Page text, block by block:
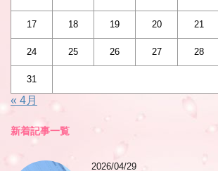
17 18 19 20 21
24 25 26 27 28
31
« 4月
新着記事一覧
2026/04/29